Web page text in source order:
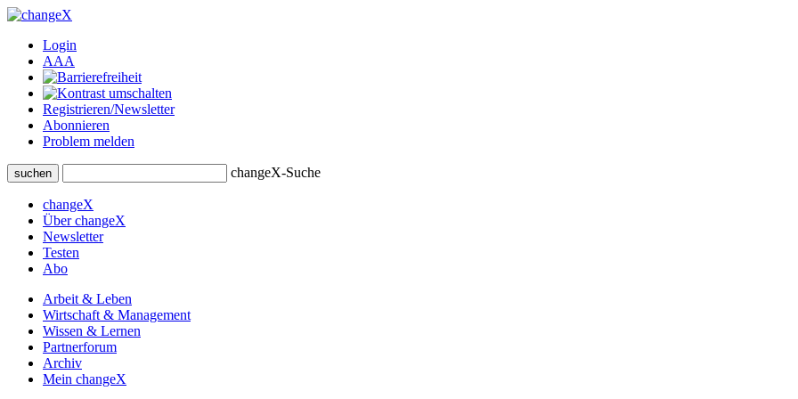
Login
AAA
Registrieren/Newsletter
Abonnieren
Problem melden
suchen changeX-Suche
changeX
Über changeX
Newsletter
Testen
Abo
Arbeit & Leben
Wirtschaft & Management
Wissen & Lernen
Partnerforum
Archiv
Mein changeX